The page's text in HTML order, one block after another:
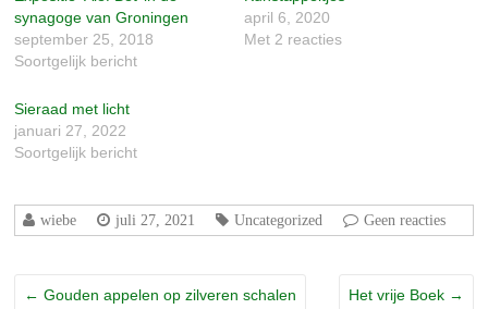
geopend)geopend)
synagoge van Groningen
september 25, 2018
Soortgelijk bericht
april 6, 2020
Met 2 reacties
Sieraad met licht
januari 27, 2022
Soortgelijk bericht
wiebe juli 27, 2021 Uncategorized Geen reacties
← Gouden appelen op zilveren schalen Het vrije Boek →